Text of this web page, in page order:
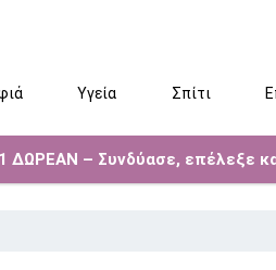
Υγεία Σπίτι
ΔΩΡΕΑΝ – Συνδύασε, επέλεξε